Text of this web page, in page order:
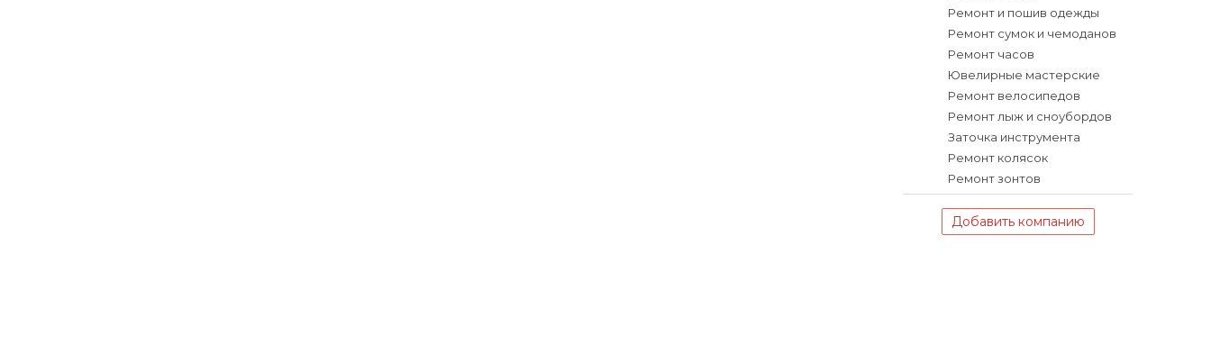
Ремонт и пошив одежды
Ремонт сумок и чемоданов
Ремонт часов
Ювелирные мастерские
Ремонт велосипедов
Ремонт лыж и сноубордов
Заточка инструмента
Ремонт колясок
Ремонт зонтов
Добавить компанию